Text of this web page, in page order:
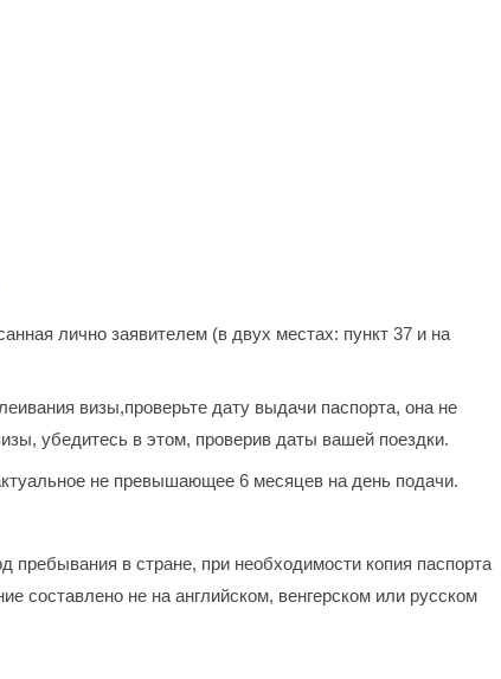
лично заявителем (в двух местах: пункт 37 и на
визы,проверьте дату выдачи паспорта, она не
убедитесь в этом, проверив даты вашей поездки.
не превышающее 6 месяцев на день подачи.
пребывания в стране, при необходимости копия паспорта
составлено не на английском, венгерском или русском